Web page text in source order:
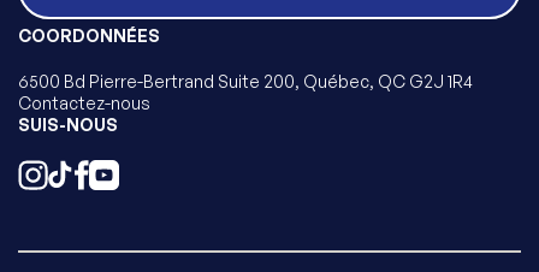
COORDONNÉES
6500 Bd Pierre-Bertrand Suite 200, Québec, QC G2J 1R4
Contactez-nous
SUIS-NOUS